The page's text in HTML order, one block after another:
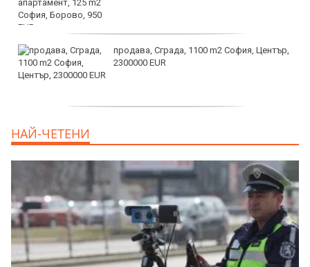
продава, Сграда, 1100 m2 София, Център,
2300000 EUR
НАЙ-ЧЕТЕНИ